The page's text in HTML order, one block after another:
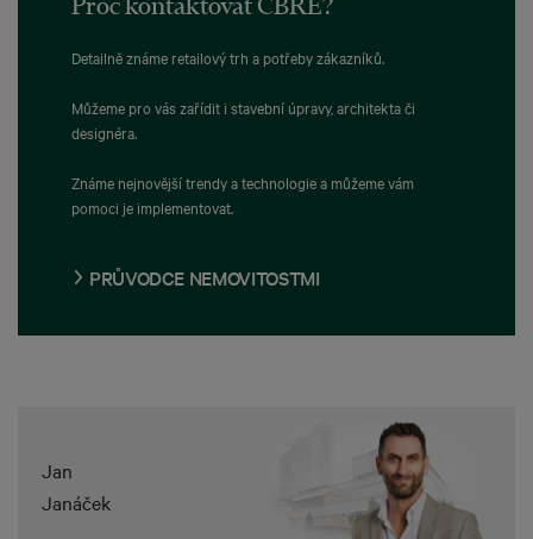
Detailně známe retailový trh a potřeby zákazníků.
Můžeme pro vás zařídit i stavební úpravy, architekta či
designéra.
Známe nejnovější trendy a technologie a můžeme vám
pomoci je implementovat.
PRŮVODCE NEMOVITOSTMI
Jan
Janáček